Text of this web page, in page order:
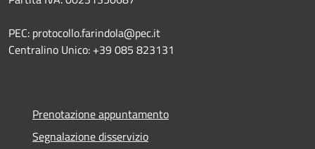
PEC: protocollo.farindola@pec.it
Centralino Unico: +39 085 823131
Prenotazione appuntamento
Segnalazione disservizio